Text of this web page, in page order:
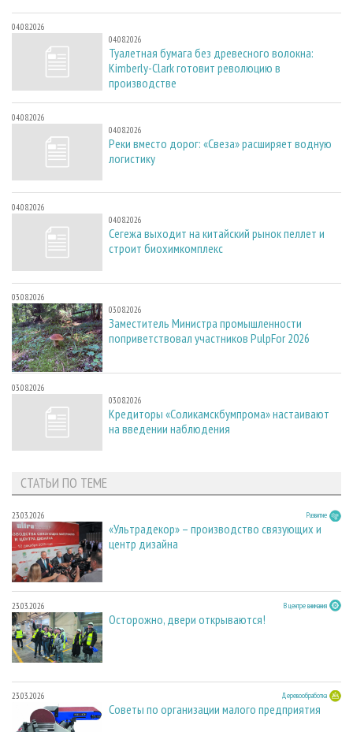
04.08.2026
04.08.2026
Туалетная бумага без древесного волокна:
Kimberly-Clark готовит революцию в
производстве
04.08.2026
04.08.2026
Реки вместо дорог: «Свеза» расширяет водную
логистику
04.08.2026
04.08.2026
Сегежа выходит на китайский рынок пеллет и
строит биохимкомплекс
03.08.2026
03.08.2026
Заместитель Министра промышленности
поприветствовал участников PulpFor 2026
03.08.2026
03.08.2026
Кредиторы «Соликамскбумпрома» настаивают
на введении наблюдения
СТАТЬИ ПО ТЕМЕ
23.03.2026 Развитие
«Ультрадекор» – производство связующих и
центр дизайна
23.03.2026 В центре внимания
Осторожно, двери открываются!
23.03.2026 Деревообработка
Советы по организации малого предприятия